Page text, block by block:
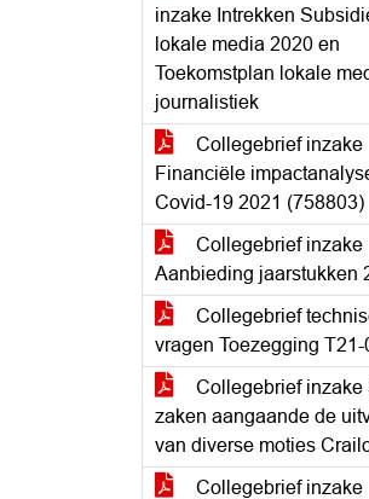
inzake Intrekken
lokale media 2020 en
Toekomstplan lokale
journalistiek
Collegebrief inzake
Financiële
Covid-19 2021 (758803)
Collegebrief inzake
Aanbieding jaarstukken
Collegebrief
vragen Toezegging T21-
Collegebrief inzake
zaken aangaande de
van diverse moties
Collegebrief inzake